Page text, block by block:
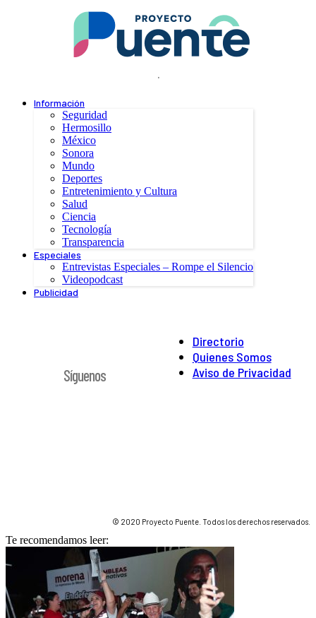
.
Información
Seguridad
Hermosillo
México
Sonora
Mundo
Deportes
Entretenimiento y Cultura
Salud
Ciencia
Tecnología
Transparencia
Especiales
Entrevistas Especiales – Rompe el Silencio
Videopodcast
Publicidad
Directorio
Quienes Somos
Aviso de Privacidad
Síguenos
© 2020 Proyecto Puente. Todos los derechos reservados.
Te recomendamos leer: